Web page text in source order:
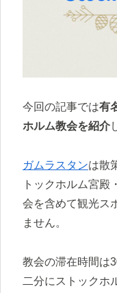
今回の記事では有
ホルム教会を紹介
ガムラスタンは散
トックホルム宮殿
会を含めて観光ス
ません。
教会の滞在時間は
二分にストックホ